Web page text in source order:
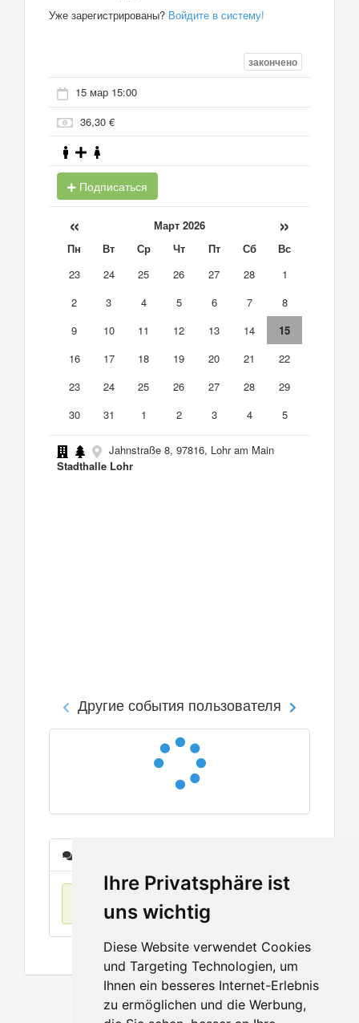
Ihre Privatsphäre ist
uns wichtig
Diese Website verwendet Cookies
und Targeting Technologien, um
Ihnen ein besseres Internet-Erlebnis
zu ermöglichen und die Werbung,
Уже зарегистрированы? Войдите в систему!
закончено
15 мар 15:00
36,30 €
Подписаться
« Март 2026 »
Пн Вт Ср Чт Пт Сб
Вс
23
24 25 26 27 28
1
2
3 4 5 6 7
8
9
10 11 12 13 14
15
16
17 18 19 20 21
22
23
24 25 26 27 28
29
30
31 1 2 3 4 5
Jahnstraße 8, 97816, Lohr am Main
Stadthalle Lohr
Другие события пользователя